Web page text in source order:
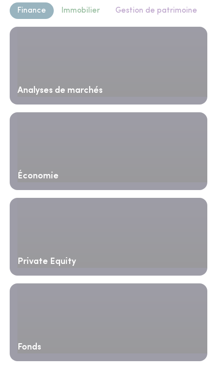
Finance Immobilier Gestion de patrimoine
Analyses de marchés
Économie
Private Equity
Fonds